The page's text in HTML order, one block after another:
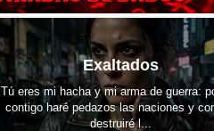
Exaltados
Tú eres mi hacha y mi arma de guerra:
contigo haré pedazos las naciones y
destruiré l...